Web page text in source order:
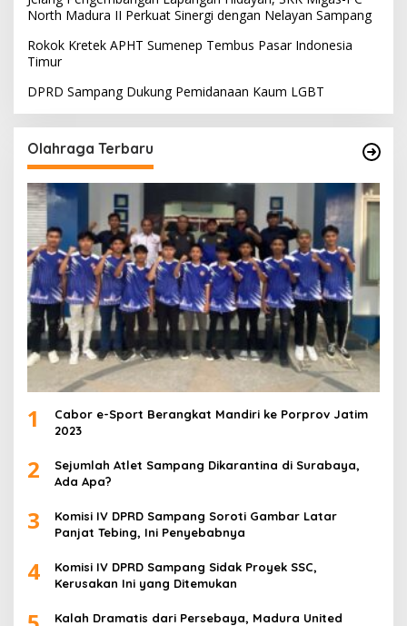
North Madura II Perkuat Sinergi dengan Nelayan Sampang
Rokok Kretek APHT Sumenep Tembus Pasar Indonesia
Timur
DPRD Sampang Dukung Pemidanaan Kaum LGBT
Olahraga Terbaru
1
Cabor e-Sport Berangkat Mandiri ke Porprov Jatim
2023
2
Sejumlah Atlet Sampang Dikarantina di Surabaya,
Ada Apa?
3
Komisi IV DPRD Sampang Soroti Gambar Latar
Panjat Tebing, Ini Penyebabnya
4
Komisi IV DPRD Sampang Sidak Proyek SSC,
Kerusakan Ini yang Ditemukan
Kalah Dramatis dari Persebaya, Madura United